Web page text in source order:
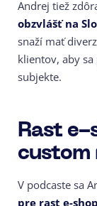
Andrej tiež
obzvlášť na
snaží mať
klientov, aby
subjekte.
Rast e-
custom
V podcaste sa
pre rast e-